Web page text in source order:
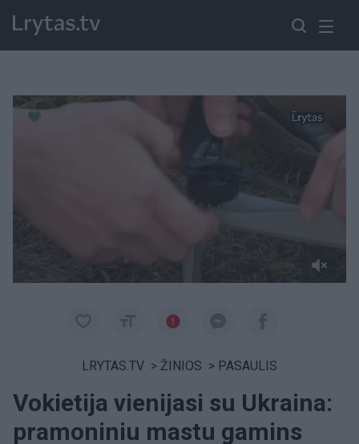
LRYTAS.TV > ŽINIOS > PASAULIS
Vokietija vienijasi su Ukraina:
pramoniniu mastu gamins